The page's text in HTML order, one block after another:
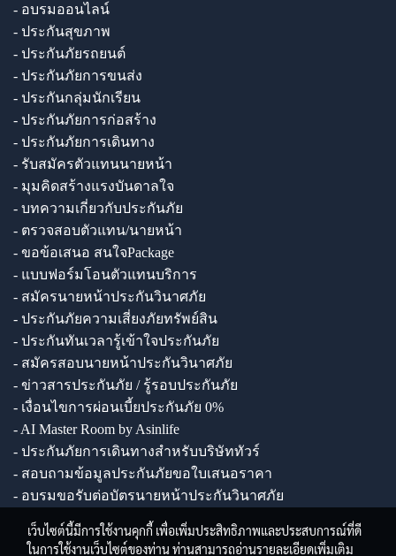
- อบรมออนไลน์
- ประกันสุขภาพ
- ประกันภัยรถยนต์
- ประกันภัยการขนส่ง
- ประกันกลุ่มนักเรียน
- ประกันภัยการก่อสร้าง
- ประกันภัยการเดินทาง
- รับสมัครตัวแทนนายหน้า
- มุมคิดสร้างแรงบันดาลใจ
- บทความเกี่ยวกับประกันภัย
- ตรวจสอบตัวแทน/นายหน้า
- ขอข้อเสนอ สนใจPackage
- แบบฟอร์มโอนตัวแทนบริการ
- สมัครนายหน้าประกันวินาศภัย
- ประกันภัยความเสี่ยงภัยทรัพย์สิน
- ประกันทันเวลารู้เข้าใจประกันภัย
- สมัครสอบนายหน้าประกันวินาศภัย
- ข่าวสารประกันภัย / รู้รอบประกันภัย
- เงื่อนไขการผ่อนเบี้ยประกันภัย 0%
- AI Master Room by Asinlife
- ประกันภัยการเดินทางสำหรับบริษัททัวร์
- สอบถามข้อมูลประกันภัยขอใบเสนอราคา
- อบรมขอรับต่อบัตรนายหน้าประกันวินาศภัย
เว็บไซต์นี้มีการใช้งานคุกกี้ เพื่อเพิ่มประสิทธิภาพและประสบการณ์ที่ดี
ในการใช้งานเว็บไซต์ของท่าน ท่านสามารถอ่านรายละเอียดเพิ่มเติม